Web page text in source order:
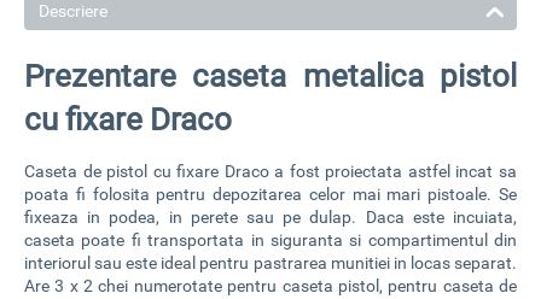
Descriere
Prezentare caseta metalica pistol
cu fixare Draco
Caseta de pistol cu fixare Draco a fost proiectata astfel incat sa
poata fi folosita pentru depozitarea celor mai mari pistoale. Se
fixeaza in podea, in perete sau pe dulap. Daca este incuiata,
caseta poate fi transportata in siguranta si compartimentul din
interiorul sau este ideal pentru pastrarea munitiei in locas separat.
Are 3 x 2 chei numerotate pentru caseta pistol, pentru caseta de